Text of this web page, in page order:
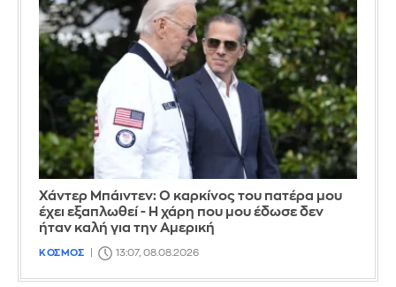
Χάντερ Μπάιντεν: Ο καρκίνος του πατέρα μου
έχει εξαπλωθεί - Η χάρη που μου έδωσε δεν
ήταν καλή για την Αμερική
ΚΟΣΜΟΣ 13:07, 08.08.2026